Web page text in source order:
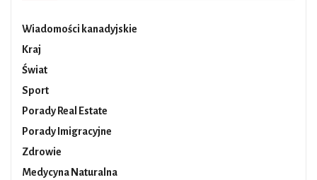
Wiadomości kanadyjskie
Kraj
Świat
Sport
Porady Real Estate
Porady Imigracyjne
Zdrowie
Medycyna Naturalna